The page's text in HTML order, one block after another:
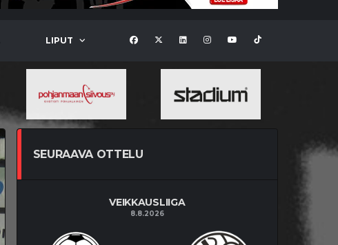
LIPUT
SEURAAVA OTTELU
VEIKKAUSLIIGA
8.8.2026